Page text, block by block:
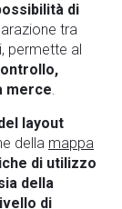
di
tra
permette al
merce.
layout
della mappa
di utilizzo
della
di